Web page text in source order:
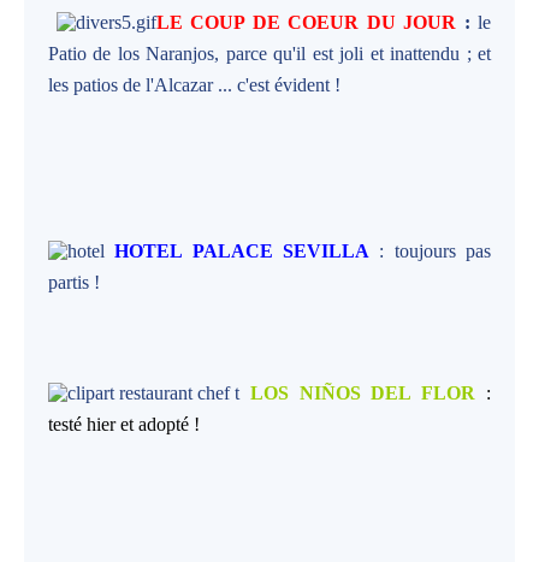
LE COUP DE COEUR DU JOUR : le
Patio de los Naranjos, parce qu'il est joli et inattendu ; et
les patios de l'Alcazar ... c'est évident !
HOTEL PALACE SEVILLA : toujours pas
partis !
LOS NIÑOS DEL FLOR
:
testé hier et adopté !